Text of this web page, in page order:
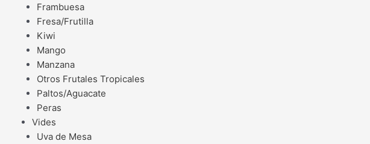
Frambuesa
Fresa/Frutilla
Kiwi
Mango
Manzana
Otros Frutales Tropicales
Paltos/Aguacate
Peras
Vides
Uva de Mesa